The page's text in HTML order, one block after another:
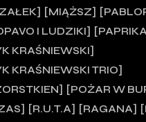
MIĄŻSZ
I LUDZIKI
KRAŚNIEWSKI
KRAŚNIEWSKI TRIO
POŻAR W
R.U.T.A RAGANA